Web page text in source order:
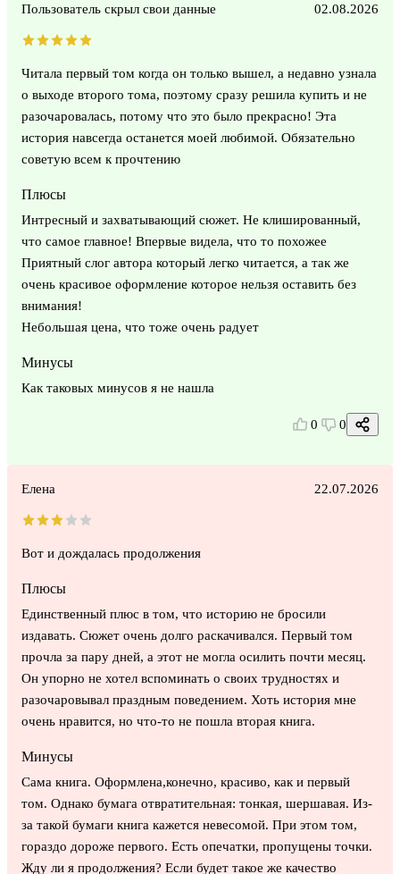
Пользователь скрыл свои данные 02.08.2026
Читала первый том когда он только вышел, а недавно узнала
о выходе второго тома, поэтому сразу решила купить и не
разочаровалась, потому что это было прекрасно! Эта
история навсегда останется моей любимой. Обязательно
советую всем к прочтению
Плюсы
Интресный и захватывающий сюжет. Не клишированный,
что самое главное! Впервые видела, что то похожее
Приятный слог автора который легко читается, а так же
очень красивое оформление которое нельзя оставить без
внимания!
Небольшая цена, что тоже очень радует
Минусы
Как таковых минусов я не нашла
0 0
Елена 22.07.2026
Вот и дождалась продолжения
Плюсы
Единственный плюс в том, что историю не бросили
издавать. Сюжет очень долго раскачивался. Первый том
прочла за пару дней, а этот не могла осилить почти месяц.
Он упорно не хотел вспоминать о своих трудностях и
разочаровывал праздным поведением. Хоть история мне
очень нравится, но что-то не пошла вторая книга.
Минусы
Сама книга. Оформлена,конечно, красиво, как и первый
том. Однако бумага отвратительная: тонкая, шершавая. Из-
за такой бумаги книга кажется невесомой. При этом том,
гораздо дороже первого. Есть опечатки, пропущены точки.
Жду ли я продолжения? Если будет такое же качество